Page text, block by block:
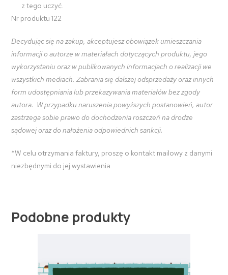
z tego uczyć.
Nr produktu 122
Decydując się na zakup, akceptujesz obowiązek umieszczania
informacji o autorze w materiałach dotyczących produktu, jego
wykorzystaniu oraz w publikowanych informacjach o realizacji we
wszystkich mediach. Zabrania się dalszej odsprzedaży oraz innych
form udostępniania lub przekazywania materiałów bez zgody
autora. W przypadku naruszenia powyższych postanowień, autor
zastrzega sobie prawo do dochodzenia roszczeń na drodze
sądowej oraz do nałożenia odpowiednich sankcji.
*W celu otrzymania faktury, proszę o kontakt mailowy z danymi
niezbędnymi do jej wystawienia
Podobne produkty